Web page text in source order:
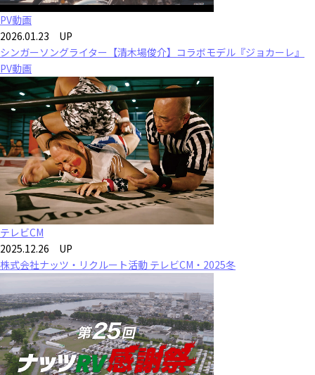
PV動画
2026.01.23 UP
シンガーソングライター【清木場俊介】コラボモデル『ジョカーレ』
PV動画
テレビCM
2025.12.26 UP
株式会社ナッツ・リクルート活動 テレビCM・2025冬